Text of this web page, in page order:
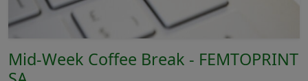
Mid-Week Coffee Break - FEMTOPRINT